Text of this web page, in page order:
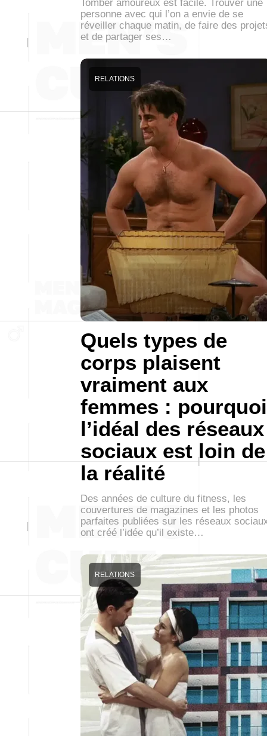
Tomber amoureux est facile. Trouver une
personne avec qui l’on a envie de se
réveiller chaque matin, de faire des
et de partager ses…
Quels types de
corps plaisent
vraiment aux
femmes : pourquoi
l’idéal des réseaux
sociaux est loin de
la réalité
RELATIONS
Des années de culture du fitness, les
couvertures de magazines et les photos
parfaites publiées sur les réseaux
ont créé l’idée qu’il existe…
RELATIONS